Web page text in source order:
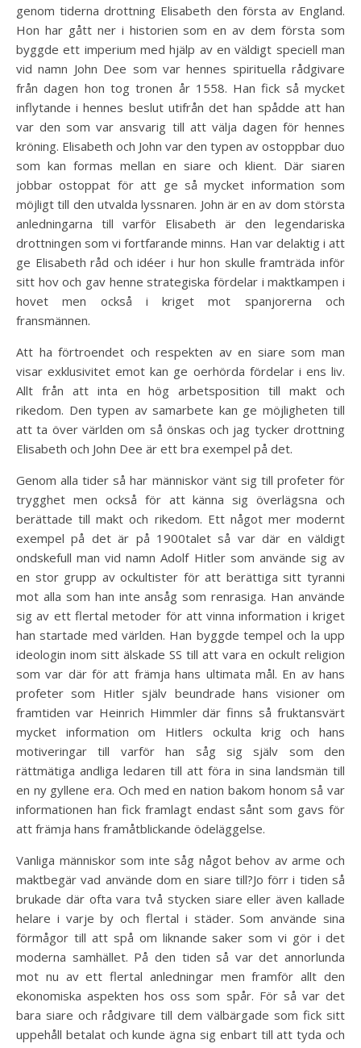
genom tiderna drottning Elisabeth den första av England.
Hon har gått ner i historien som en av dem första som
byggde ett imperium med hjälp av en väldigt speciell man
vid namn John Dee som var hennes spirituella rådgivare
från dagen hon tog tronen år 1558. Han fick så mycket
inflytande i hennes beslut utifrån det han spådde att han
var den som var ansvarig till att välja dagen för hennes
kröning. Elisabeth och John var den typen av ostoppbar duo
som kan formas mellan en siare och klient. Där siaren
jobbar ostoppat för att ge så mycket information som
möjligt till den utvalda lyssnaren. John är en av dom största
anledningarna till varför Elisabeth är den legendariska
drottningen som vi fortfarande minns. Han var delaktig i att
ge Elisabeth råd och idéer i hur hon skulle framträda inför
sitt hov och gav henne strategiska fördelar i maktkampen i
hovet men också i kriget mot spanjorerna och
fransmännen.
Att ha förtroendet och respekten av en siare som man
visar exklusivitet emot kan ge oerhörda fördelar i ens liv.
Allt från att inta en hög arbetsposition till makt och
rikedom. Den typen av samarbete kan ge möjligheten till
att ta över världen om så önskas och jag tycker drottning
Elisabeth och John Dee är ett bra exempel på det.
Genom alla tider så har människor vänt sig till profeter för
trygghet men också för att känna sig överlägsna och
berättade till makt och rikedom. Ett något mer modernt
exempel på det är på 1900talet så var där en väldigt
ondskefull man vid namn Adolf Hitler som använde sig av
en stor grupp av ockultister för att berättiga sitt tyranni
mot alla som han inte ansåg som renrasiga. Han använde
sig av ett flertal metoder för att vinna information i kriget
han startade med världen. Han byggde tempel och la upp
ideologin inom sitt älskade SS till att vara en ockult religion
som var där för att främja hans ultimata mål. En av hans
profeter som Hitler själv beundrade hans visioner om
framtiden var Heinrich Himmler där finns så fruktansvärt
mycket information om Hitlers ockulta krig och hans
motiveringar till varför han såg sig själv som den
rättmätiga andliga ledaren till att föra in sina landsmän till
en ny gyllene era. Och med en nation bakom honom så var
informationen han fick framlagt endast sånt som gavs för
att främja hans framåtblickande ödeläggelse.
Vanliga människor som inte såg något behov av arme och
maktbegär vad använde dom en siare till?Jo förr i tiden så
brukade där ofta vara två stycken siare eller även kallade
helare i varje by och flertal i städer. Som använde sina
förmågor till att spå om liknande saker som vi gör i det
moderna samhället. På den tiden så var det annorlunda
mot nu av ett flertal anledningar men framför allt den
ekonomiska aspekten hos oss som spår. För så var det
bara siare och rådgivare till dem välbärgade som fick sitt
uppehåll betalat och kunde ägna sig enbart till att tyda och